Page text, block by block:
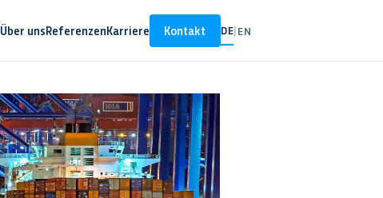
Über unsReferenzenKarriere Kontakt DE|EN